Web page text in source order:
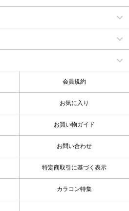
会員規約
お気に入り
お買い物ガイド
お問い合わせ
特定商取引に基づく表示
カラコン特集